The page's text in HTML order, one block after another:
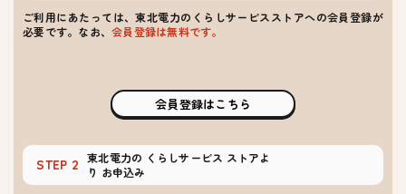
ご利用にあたっては、東北電力のくらしサービスストアへの会員登録が
必要です。なお、 会員登録は無料です。
会員登録はこちら
STEP 2 東北電力の くらしサービス ストアよ
り お申込み